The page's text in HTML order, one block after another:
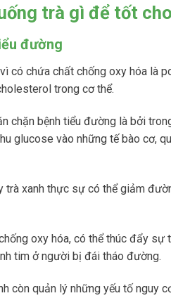
trà gì để tốt
đường
vì có chứa chất chống oxy hóa là
trong cơ thể.
chặn bệnh tiểu đường là bởi
glucose vào những tế bào cơ,
trà xanh thực sự có thể giảm
oxy hóa, có thể thúc đẩy
tim ở người bị đái tháo đường.
còn quản lý những yếu tố nguy